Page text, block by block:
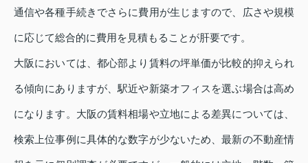
通信や各種手続きでさらに費用が生じますので、広さや規模
に応じて総合的に費用を見積もることが肝要です。
大阪においては、都心部より賃料の坪単価が比較的抑えられ
る傾向にありますが、駅近や新築オフィスを選ぶ場合は高め
になります。大阪の賃料相場や立地による差異については、
検索上位事例に具体的な数字が少ないため、最新の不動産情